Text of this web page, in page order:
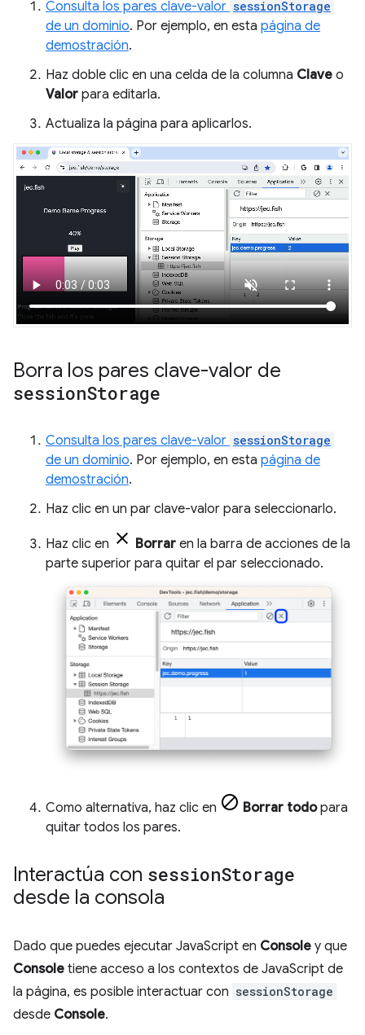
Consulta los pares clave-valor sessionStorage
de un dominio. Por ejemplo, en esta página de
demostración.
Haz doble clic en una celda de la columna Clave o
Valor para editarla.
Actualiza la página para aplicarlos.
Borra los pares clave-valor de
sessionStorage
Consulta los pares clave-valor sessionStorage
de un dominio. Por ejemplo, en esta página de
demostración.
Haz clic en un par clave-valor para seleccionarlo.
Haz clic en Borrar en la barra de acciones de la
parte superior para quitar el par seleccionado.
Como alternativa, haz clic en Borrar todopara
quitar todos los pares.
Interactúa con sessionStorage
desde la consola
Dado que puedes ejecutar JavaScript en Console y que
Console tiene acceso a los contextos de JavaScript de
la página, es posible interactuar con sessionStorage
desde Console.